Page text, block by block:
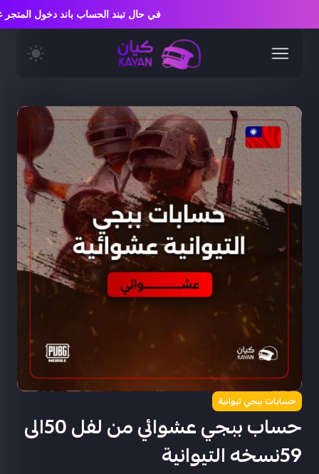
حسابات ببجي تيوانية
حساب ببجي عشوائي من لفل 50الى
59نسخه التيوانية
في حال تبند الحساب باند دخول